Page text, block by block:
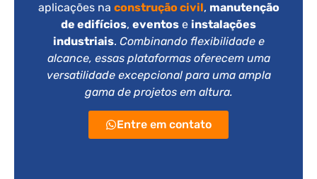
aplicações na construção civil, manutenção
de edifícios, eventos e instalações
industriais. Combinando flexibilidade e
alcance, essas plataformas oferecem uma
versatilidade excepcional para uma ampla
gama de projetos em altura.
Entre em contato